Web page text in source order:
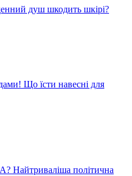
душ шкодить шкірі?
Що їсти навесні для
політична